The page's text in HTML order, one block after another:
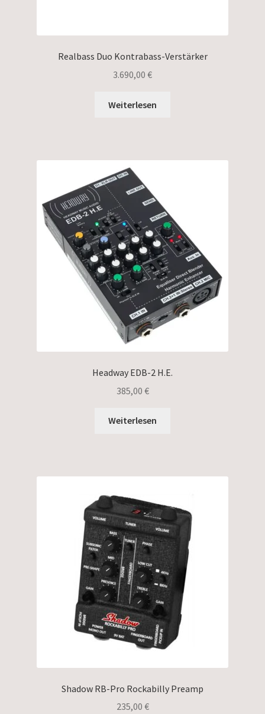
Realbass Duo Kontrabass-Verstärker
3.690,00 €
Weiterlesen
Headway EDB-2 H.E.
385,00 €
Weiterlesen
Shadow RB-Pro Rockabilly Preamp
235,00 €